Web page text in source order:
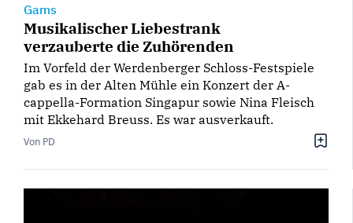
Gams
Musikalischer Liebestrank
verzauberte die Zuhörenden
Im Vorfeld der Werdenberger Schloss-Festspiele
gab es in der Alten Mühle ein Konzert der A-
cappella-Formation Singapur sowie Nina Fleisch
mit Ekkehard Breuss. Es war ausverkauft.
Von PD